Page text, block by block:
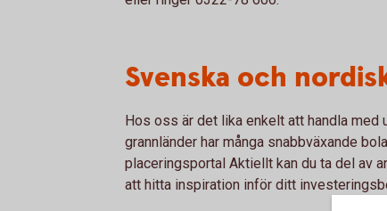
Svenska och
Hos oss är det lika enkelt att handla med
grannländer har många snabbväxande
placeringsportal Aktiellt kan du ta del av
att hitta inspiration inför ditt